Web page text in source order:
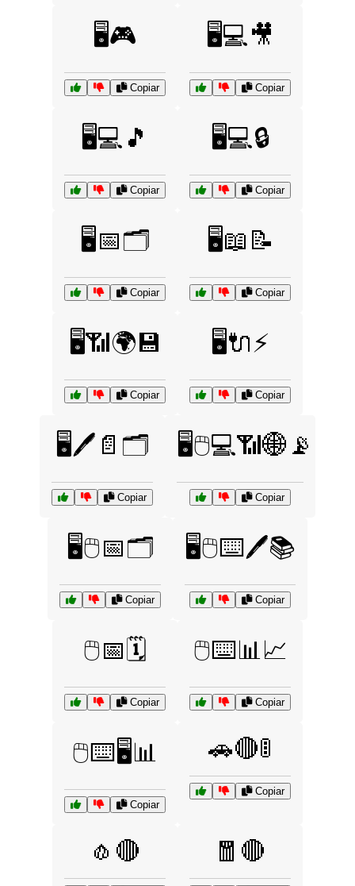
🖥️🎮
Copiar
🖥️💻🎥
Copiar
🖥️💻🎵
Copiar
🖥️💻🔒
Copiar
🖥️📅🗂️
Copiar
🖥️📖📝
Copiar
🖥️📶🌍💾
Copiar
🖥️🔌⚡
Copiar
🖥️🖊️📄🗂️
Copiar
🖥️🖱️💻📶🌐📡
Copiar
🖥️🖱️📅🗂️
Copiar
🖥️🖱️⌨️🖊️📚
Copiar
🖱️📅🗓️
Copiar
🖱️⌨️📊📈
Copiar
🖱️⌨️🖥️📊
Copiar
🚗🔴🚦
Copiar
🧄🔴 🧧🔴